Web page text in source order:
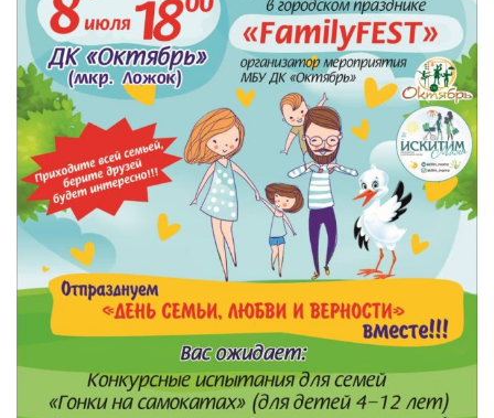
МБОУ ДО «Детская школа искусств»
МБОУ ДО «Детская музыкальная школа»
МБУК «Искитимский городской историко-художественный
музей»
МБУ Парк культуры и отдыха им. И.В. Коротеева
МБУК «Централизованная библиотечная система»
ДК «Россия»
Афиша
Независимая оценка качества